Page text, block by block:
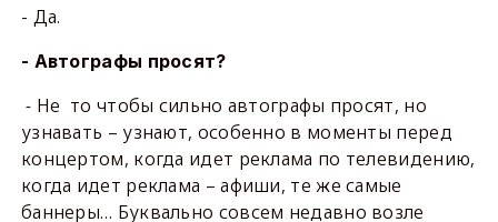
- Да.
- Автографы просят?
- Не то чтобы сильно автографы просят, но
узнавать – узнают, особенно в моменты перед
концертом, когда идет реклама по телевидению,
когда идет реклама – афиши, те же самые
баннеры… Буквально совсем недавно возле